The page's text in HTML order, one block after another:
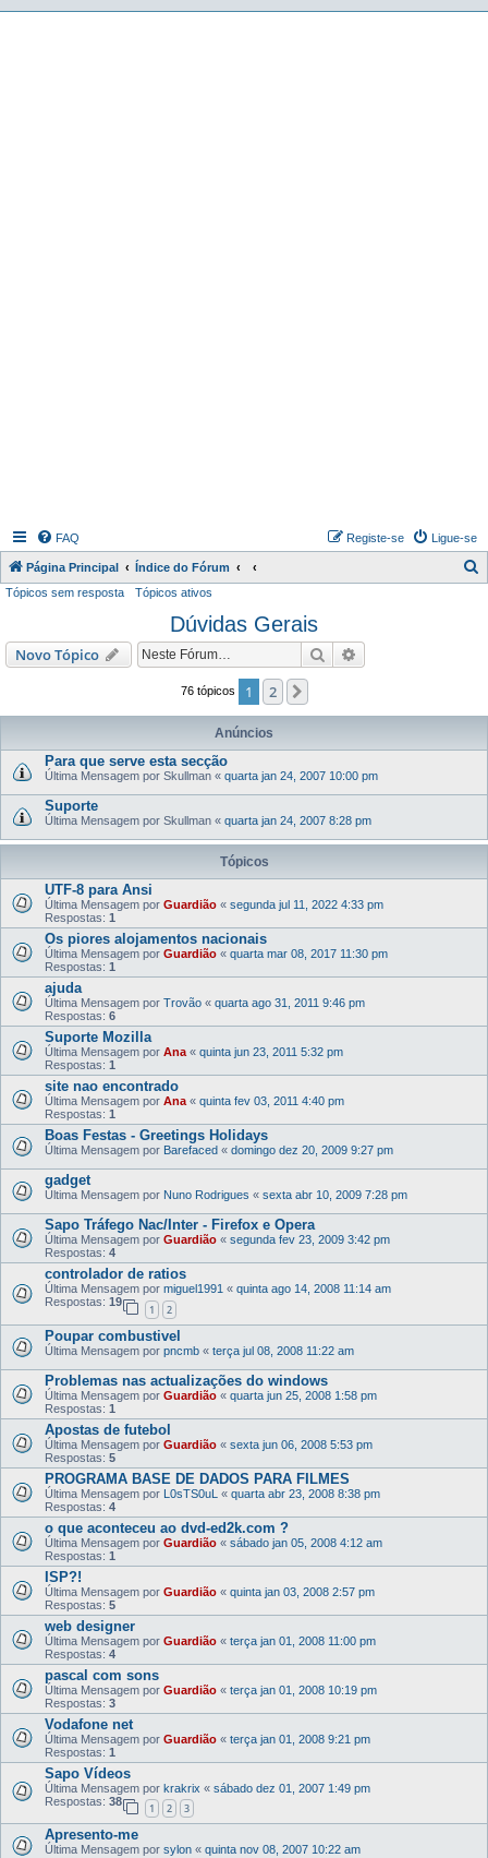
FAQ Ligue-se
Registe-se
Página Principal Índice do Fórum
a
Tópicos sem resposta Tópicos ativos
Dúvidas Gerais
Novo Tópico Pesquisar
76 tópicos 1 2
Anúncios
Para que serve esta secção
Última Mensagem por Skullman « quarta jan 24, 2007 10:00 pm
Suporte
Última Mensagem por Skullman « quarta jan 24, 2007 8:28 pm
Tópicos
UTF-8 para Ansi
Última Mensagem por Guardião « segunda jul 11, 2022 4:33 pm
Respostas: 1
Os piores alojamentos nacionais
Última Mensagem por Guardião « quarta mar 08, 2017 11:30 pm
Respostas: 1
ajuda
Última Mensagem por Trovão « quarta ago 31, 2011 9:46 pm
Respostas: 6
Suporte Mozilla
Última Mensagem por Ana « quinta jun 23, 2011 5:32 pm
Respostas: 1
site nao encontrado
Última Mensagem por Ana « quinta fev 03, 2011 4:40 pm
Respostas: 1
Boas Festas - Greetings Holidays
Última Mensagem por Barefaced « domingo dez 20, 2009 9:27 pm
gadget
Última Mensagem por Nuno Rodrigues « sexta abr 10, 2009 7:28 pm
Sapo Tráfego Nac/Inter - Firefox e Opera
Última Mensagem por Guardião « segunda fev 23, 2009 3:42 pm
Respostas: 4
controlador de ratios
Última Mensagem por miguel1991 « quinta ago 14, 2008 11:14 am
Respostas: 19
1 2
Poupar combustivel
Última Mensagem por pncmb « terça jul 08, 2008 11:22 am
Problemas nas actualizações do windows
Última Mensagem por Guardião « quarta jun 25, 2008 1:58 pm
Respostas: 1
Apostas de futebol
Última Mensagem por Guardião « sexta jun 06, 2008 5:53 pm
Respostas: 5
PROGRAMA BASE DE DADOS PARA FILMES
Última Mensagem por L0sTS0uL « quarta abr 23, 2008 8:38 pm
Respostas: 4
o que aconteceu ao dvd-ed2k.com ?
Última Mensagem por Guardião « sábado jan 05, 2008 4:12 am
Respostas: 1
ISP?!
Última Mensagem por Guardião « quinta jan 03, 2008 2:57 pm
Respostas: 5
web designer
Última Mensagem por Guardião « terça jan 01, 2008 11:00 pm
Respostas: 4
pascal com sons
Última Mensagem por Guardião « terça jan 01, 2008 10:19 pm
Respostas: 3
Vodafone net
Última Mensagem por Guardião « terça jan 01, 2008 9:21 pm
Respostas: 1
Sapo Vídeos
Última Mensagem por krakrix « sábado dez 01, 2007 1:49 pm
Respostas: 38
1 2 3
Apresento-me
Última Mensagem por sylon « quinta nov 08, 2007 10:22 am